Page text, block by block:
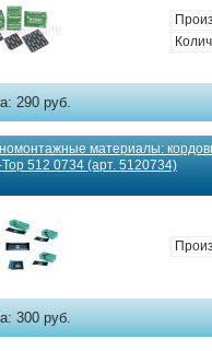
290 руб.
материалы:
512 0734 (арт. 5120734)
300 руб.